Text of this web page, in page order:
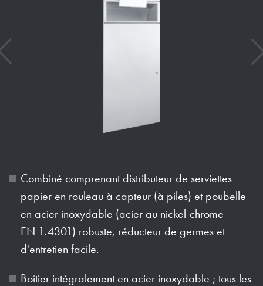
Combiné comprenant distributeur de serviettes
papier en rouleau à capteur (à piles) et poubelle
en acier inoxydable (acier au nickel-chrome
EN 1.4301) robuste, réducteur de germes et
d'entretien facile.
Boîtier intégralement en acier inoxydable ; tous les